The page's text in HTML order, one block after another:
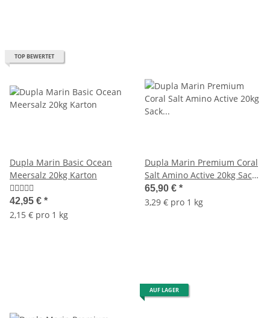
TOP BEWERTET
Dupla Marin Basic Ocean
Meersalz 20kg Karton
42,95 € *
2,15 € pro 1 kg
Dupla Marin Premium Coral
Salt Amino Active 20kg Sack
Refill Karton
65,90 € *
3,29 € pro 1 kg
AUF LAGER